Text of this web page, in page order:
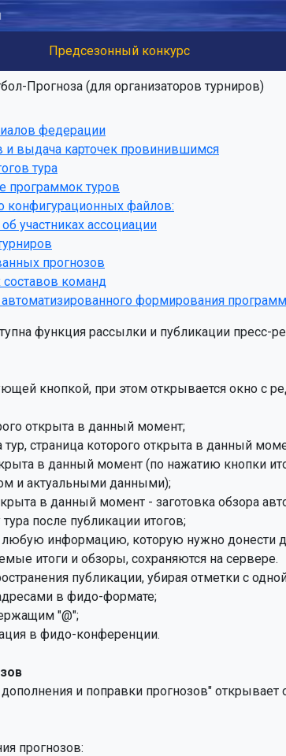
Предсезонный конкурс
Прогноза (для организаторов турниров)
федерации
и выдача карточек провинившимся
тура
программок туров
конфигурационных файлов:
участниках ассоциации
прогнозов
составов команд
формирования
функция рассылки и публикации пресс-
кнопкой, при этом открывается окно с
открыта в данный момент;
страница которого открыта в данный
в данный момент (по нажатию кнопки
в данный момент - заготовка обзора
информацию, которую нужно донести
итоги и обзоры, сохраняются на сервере.
публикации, убирая отметки с
в фидо-формате;
"@";
в фидо-конференции.
и поправки прогнозов" открывает
прогнозов: